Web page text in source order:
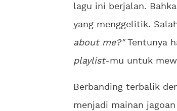
lagu ini berjalan.
yang menggelitik.
about me?"Tentunya
playlist-mu untuk
Berbanding terbalik
menjadi mainan